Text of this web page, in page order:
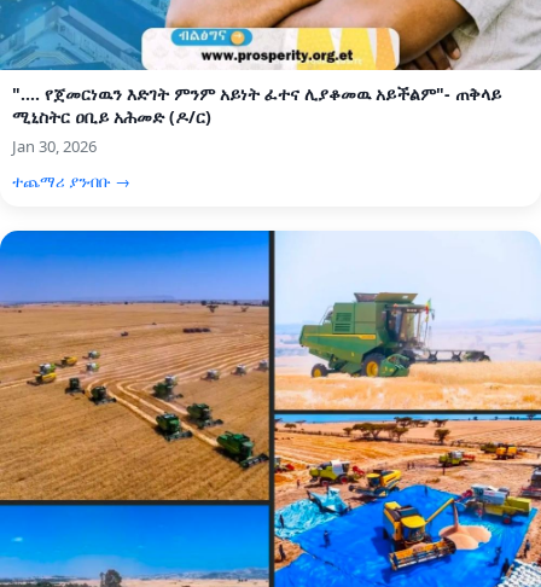
".... የጀመርነዉን እድገት ምንም አይነት ፈተና ሊያቆመዉ አይችልም"- ጠቅላይ
ሚኒስትር ዐቢይ አሕመድ (ዶ/ር)
Jan 30, 2026
ተጨማሪ ያንብቡ →